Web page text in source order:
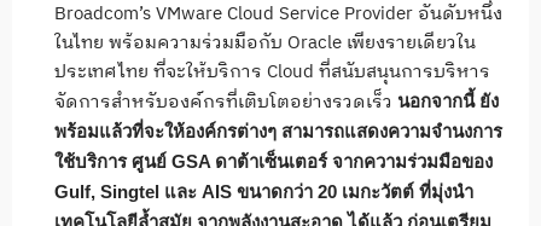
Broadcom’s VMware Cloud Service Provider อันดับหนึ่ง
ในไทย พร้อมความร่วมมือกับ Oracle เพียงรายเดียวใน
ประเทศไทย ที่จะให้บริการ Cloud ที่สนับสนุนการบริหาร
จัดการสำหรับองค์กรที่เติบโตอย่างรวดเร็ว นอกจากนี้ ยัง
พร้อมแล้วที่จะให้องค์กรต่างๆ สามารถแสดงความจำนงการ
ใช้บริการ ศูนย์ GSA ดาต้าเซ็นเตอร์ จากความร่วมมือของ
Gulf, Singtel และ AIS ขนาดกว่า 20 เมกะวัตต์ ที่มุ่งนำ